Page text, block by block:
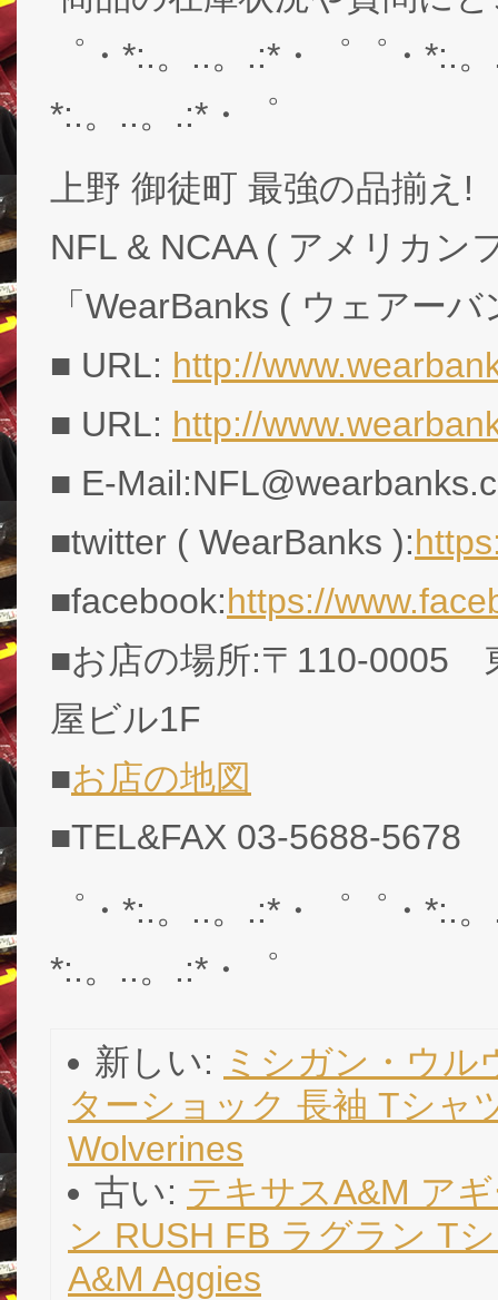
゜・*:.。..。.:*・゜゜・*:.
*:.。..。.:*・゜
上野 御徒町 最強の品揃え!
NFL & NCAA ( アメリカン
「WearBanks ( ウェアー
■ URL: http://
■ URL: http://
■ E-
■twitter ( WearBanks ):
■facebook:https://
■お店の場所:〒110-0005
屋ビル1F
■お店の地図
■TEL&FAX 03-5688-5678
゜・*:.。..。.:*・゜゜・*:.
*:.。..。.:*・゜
新しい: ミシガン・ウル
ターショック 長袖 Tシャ
Wolverines
古い: テキサスA&M ア
ン RUSH FB ラグラン T
A&M Aggies